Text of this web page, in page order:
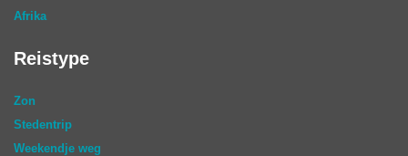
Afrika
Reistype
Zon
Stedentrip
Weekendje weg